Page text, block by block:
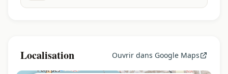
Localisation Ouvrir dans Google Maps